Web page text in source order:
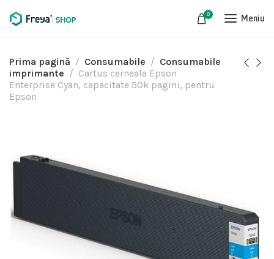
0 Meniu
Prima pagină Consumabile
Consumabile
imprimante
Cartus cerneala Epson
Enterprise Cyan, capacitate 50k pagini, pentru
Epson